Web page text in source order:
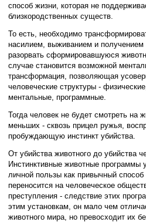
способ жизни, которая не
близкородственных существ.
То есть, необходимо
насилием, выживанием и получением
разорвать сформировавшуюся
случае становится возможной
трансформация, позволяющая
человеческие структуры -
ментальные, программные.
Тогда человек не будет смотреть на
меньших - сквозь прицел ружья,
пробуждающую инстинкт убийства.
От убийства животного до убийства
Инстинктивные животные программы
личной пользы как привычный
переносится на человеческое
преступления - следствие этих
этим установкам, он мало чем
животного мира, но превосходит их